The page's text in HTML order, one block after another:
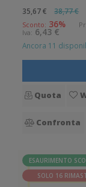
confezione. 4360
polipropilene
mm. Diametro
35,67 € 38,77 €
Sconto: 36%
Iva: 6,43 €
Ancora 11
Quota
Confronta
ESAURIMENTO
SOLO 16